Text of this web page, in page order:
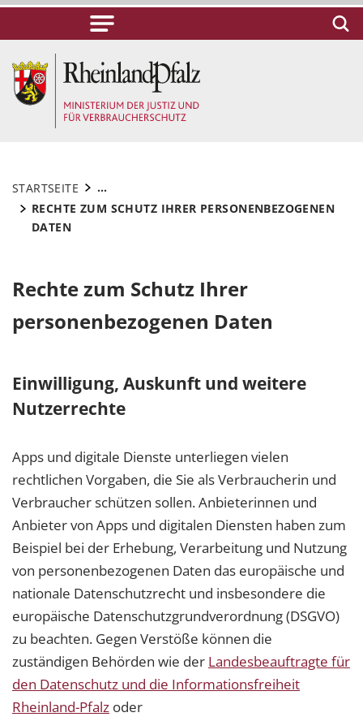
STARTSEITE
...
RECHTE ZUM SCHUTZ IHRER PERSONENBEZOGENEN
DATEN
Rechte zum Schutz Ihrer
personenbezogenen Daten
Einwilligung, Auskunft und weitere
Nutzerrechte
Apps und digitale Dienste unterliegen vielen
rechtlichen Vorgaben, die Sie als Verbraucherin und
Verbraucher schützen sollen. Anbieterinnen und
Anbieter von Apps und digitalen Diensten haben zum
Beispiel bei der Erhebung, Verarbeitung und Nutzung
von personenbezogenen Daten das europäische und
nationale Datenschutzrecht und insbesondere die
europäische Datenschutzgrundverordnung (DSGVO)
zu beachten. Gegen Verstöße können die
zuständigen Behörden wie der Landesbeauftragte für
den Datenschutz und die Informationsfreiheit
Rheinland-Pfalz oder